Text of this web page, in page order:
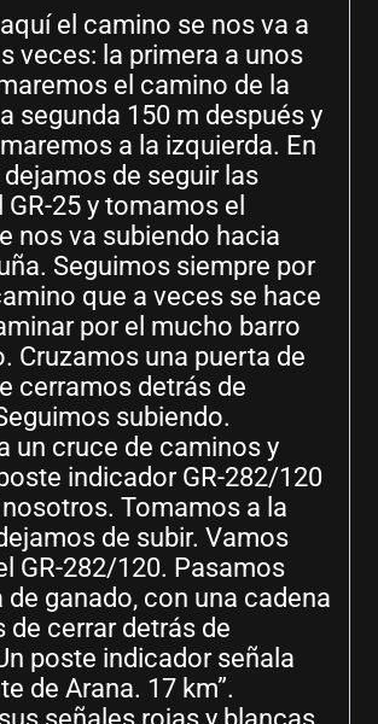
el camino se nos va a
veces: la primera a unos
el camino de la
segunda 150 m después y
a la izquierda. En
de seguir las
25 y tomamos el
nos va subiendo hacia
Seguimos siempre por
que a veces se hace
por el mucho barro
Cruzamos una puerta de
cerramos detrás de
subiendo.
un cruce de caminos y
indicador GR-282/120
Tomamos a la
de subir. Vamos
GR-282/120. Pasamos
de ganado, con una cadena
de cerrar detrás de
poste indicador señala
de Arana. 17 km”.